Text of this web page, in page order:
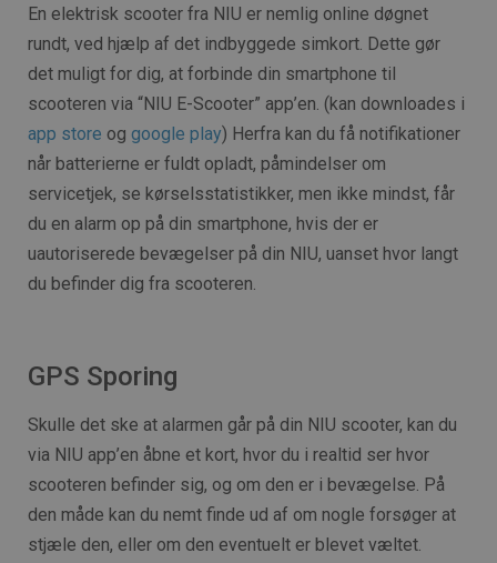
En elektrisk scooter fra NIU er nemlig online døgnet
rundt, ved hjælp af det indbyggede simkort. Dette gør
det muligt for dig, at forbinde din smartphone til
scooteren via “NIU E-Scooter” app’en. (kan downloades i
app store og google play) Herfra kan du få notifikationer
når batterierne er fuldt opladt, påmindelser om
servicetjek, se kørselsstatistikker, men ikke mindst, får
du en alarm op på din smartphone, hvis der er
uautoriserede bevægelser på din NIU, uanset hvor langt
du befinder dig fra scooteren.
GPS Sporing
Skulle det ske at alarmen går på din NIU scooter, kan du
via NIU app’en åbne et kort, hvor du i realtid ser hvor
scooteren befinder sig, og om den er i bevægelse. På
den måde kan du nemt finde ud af om nogle forsøger at
stjæle den, eller om den eventuelt er blevet væltet.